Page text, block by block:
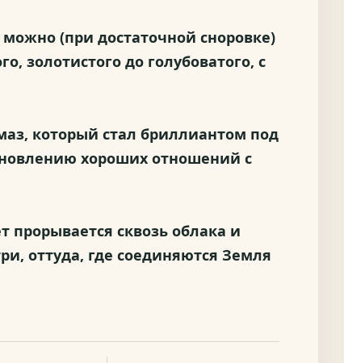
(при достаточной сноровке)
золотистого до голубоватого, с
который стал бриллиантом под
хороших отношений с
прорывается сквозь облака и
оттуда, где соединяются Земля